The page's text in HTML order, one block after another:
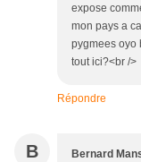
expose
mon pays a
pygmees oyo
tout ici?<br />
Répondre
B Bernard